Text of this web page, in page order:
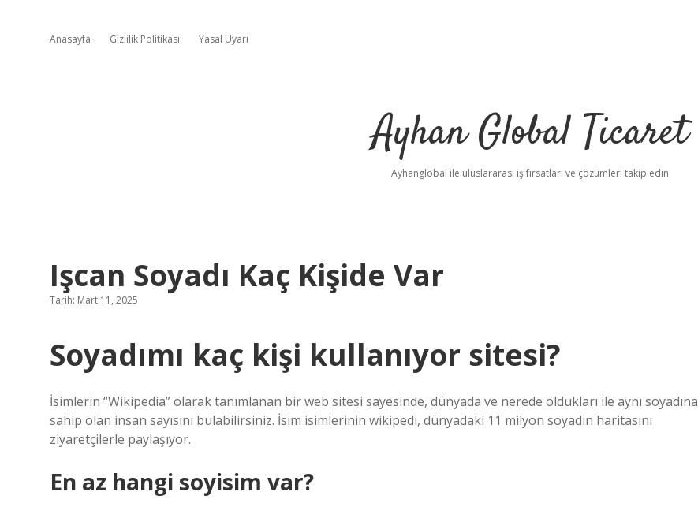
Anasayfa Gizlilik Politikası Yasal Uyarı
Ayhan Global Ticaret
Ayhanglobal ile uluslararası iş fırsatları ve çözümleri takip edin
Işcan Soyadı Kaç Kişide Var
Tarih: Mart 11, 2025
Soyadımı kaç kişi kullanıyor sitesi?
İsimlerin “Wikipedia” olarak tanımlanan bir web sitesi sayesinde, dünyada ve nerede oldukları ile aynı soyadına
sahip olan insan sayısını bulabilirsiniz. İsim isimlerinin wikipedi, dünyadaki 11 milyon soyadın haritasını
ziyaretçilerle paylaşıyor.
En az hangi soyisim var?